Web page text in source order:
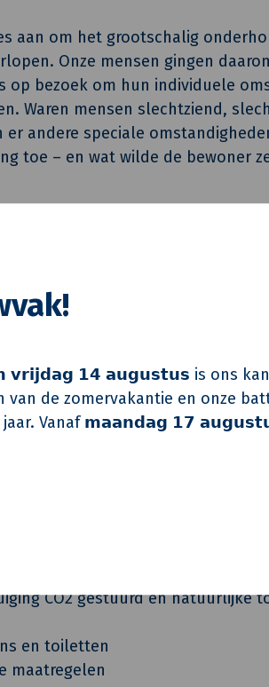
𝟭𝟰 𝗮𝘂𝗴𝘂𝘀𝘁𝘂𝘀 is ons
van de zomervakantie en onze
jaar. Vanaf 𝗺𝗮𝗮𝗻𝗱𝗮𝗴 𝟭𝟳
aan om het grootschalig
Onze mensen gingen
op bezoek om hun individuele
Waren mensen slechtziend,
andere speciale
toe – en wat wilde de bewoner
van 501 woningen in 3
om zowel grondgebonden
Santstraat en omgeving in de
dienden de woningen
prestatie-eisen. De
op de platte daken en
en aanbouwen
CO2 gestuurd en natuurlijke
en toiletten
maatregelen